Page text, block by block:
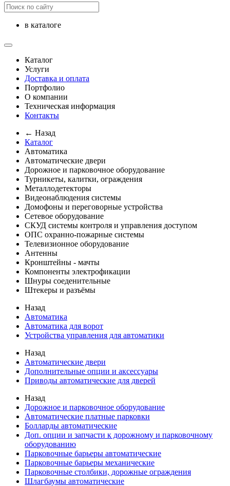
в каталоге
Каталог
Услуги
Доставка и оплата
Портфолио
О компании
Техническая информация
Контакты
← Назад
Каталог
Автоматика
Автоматические двери
Дорожное и парковочное оборудование
Турникеты, калитки, ограждения
Металлодетекторы
Видеонаблюдения cистемы
Домофоны и переговорные устройства
Сетевое оборудование
СКУД системы контроля и управления доступом
ОПС охранно-пожарные системы
Телевизионное оборудование
Антенны
Кронштейны - мачты
Компоненты электрофикации
Шнуры соеденительные
Штекеры и разъёмы
Назад
Автоматика
Автоматика для ворот
Устройства управления для автоматики
Назад
Автоматические двери
Дополнительные опции и аксессуары
Приводы автоматические для дверей
Назад
Дорожное и парковочное оборудование
Автоматические платные парковки
Болларды автоматические
Доп. опции и запчасти к дорожному и парковочному
оборудованию
Парковочные барьеры автоматические
Парковочные барьеры механические
Парковочные столбики, дорожные ограждения
Шлагбаумы автоматические